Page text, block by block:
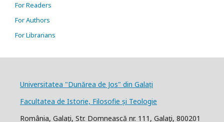
For Readers
For Authors
For Librarians
Universitatea "Dunărea de Jos" din Galați
Facultatea de Istorie, Filosofie și Teologie
România, Galați, Str. Domnească nr. 111, Galaţi, 800201